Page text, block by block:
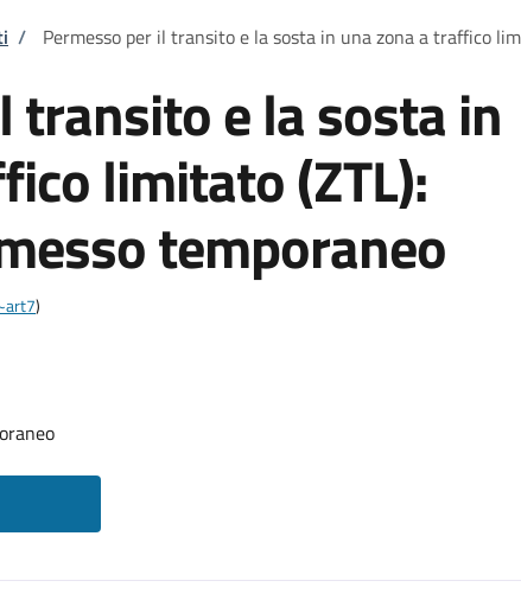
/ Permesso per il transito e la sosta in una zona a traffico
transito e la sosta in
limitato (ZTL):
temporaneo
)